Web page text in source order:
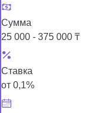
Сумма
25 000 - 375 000 ₸
Ставка
от 0,1%